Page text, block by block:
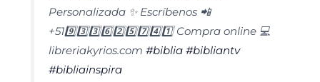
Personalizada ✨ Escríbenos 📲
+519️⃣3️⃣3️⃣6️⃣2️⃣5️⃣7️⃣4️⃣1️⃣ Compra online 💻
libreriakyrios.com #biblia #bibliantv
#bibliainspira